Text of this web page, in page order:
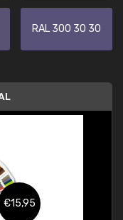
RAL 300 30 30
€15,95